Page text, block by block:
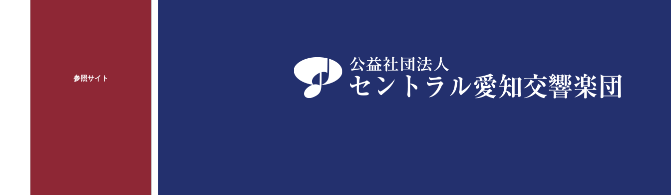
参照サイト
定期演奏会 | 公益社団法人 セントラル愛知交響楽団
公益社団法人 セントラル愛知交響楽団は地域に根ざした音楽文化の振興を図るとともに、皆様に感動と喜びをお届けします。
www.caso.jp